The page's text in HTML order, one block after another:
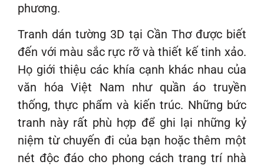
phương.
Tranh dán tường 3D tại Cần Thơ được biết
đến với màu sắc rực rỡ và thiết kế tinh xảo.
Họ giới thiệu các khía cạnh khác nhau của
văn hóa Việt Nam như quần áo truyền
thống, thực phẩm và kiến trúc. Những bức
tranh này rất phù hợp để ghi lại những kỷ
niệm từ chuyến đi của bạn hoặc thêm một
nét độc đáo cho phong cách trang trí nhà